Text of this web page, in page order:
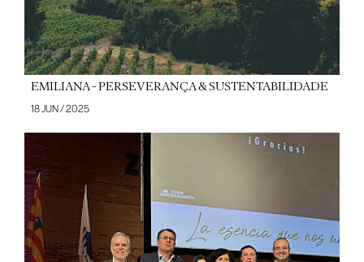
EMILIANA - PERSEVERANÇA & SUSTENTABILIDADE
18 JUN / 2025